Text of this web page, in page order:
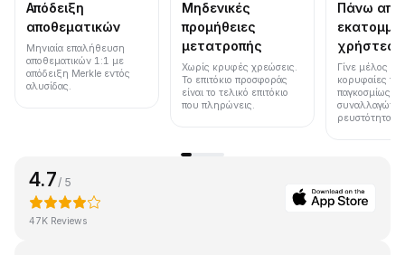
Απόδειξη
αποθεματικών
Μηνιαία επαλήθευση
αποθεματικών 1:1 με
απόδειξη Merkle εντός
αλυσίδας.
Μηδενικές
προμήθειες
μετατροπής
Χωρίς κρυφές χρεώσεις.
Το επιτόκιο προσφοράς
είναι το τελικό επιτόκιο
που πληρώνεις.
Πάνω από
χρήστες
Γίνε μέλος
κορυφαίες
παγκοσμίως
συναλλαγών
ρευστότητα.
4.7 / 5
47K Reviews